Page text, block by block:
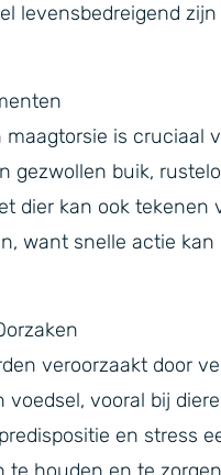
levensbedreigend
is cruciaal
gezwollen buik,
dier kan ook
want snelle actie
veroorzaakt door
vooral bij
en stress